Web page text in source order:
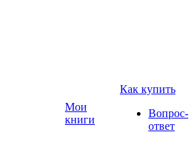
Мои
книги
Как купить
Вопрос-
ответ